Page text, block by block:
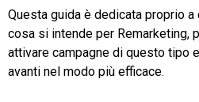
TeamSystem Store
Questa guida è dedicata proprio
cosa si intende per Remarketing,
attivare campagne di questo tipo
avanti nel modo più efficace.